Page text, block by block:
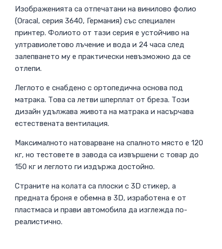
Изображенията са отпечатани на винилово фолио
(Oracal, серия 3640, Германия) със специален
принтер. Фолиото от тази серия е устойчиво на
ултравиолетово лъчение и вода и 24 часа след
залепването му е практически невъзможно да се
отлепи.
Леглото е снабдено с ортопедична основа под
матрака. Това са летви шперплат от бреза. Този
дизайн удължава живота на матрака и насърчава
естествената вентилация.
Максималното натоварване на спалното място е 120
кг, но тестовете в завода са извършени с товар до
150 кг и леглото ги издържа достойно.
Страните на колата са плоски с 3D стикер, а
предната броня е обемна в 3D, изработена е от
пластмаса и прави автомобила да изглежда по-
реалистично.